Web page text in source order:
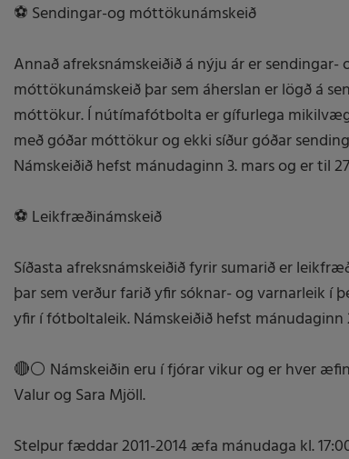
⚽ Sendingar-og móttökunámskeið
Annað afreksnámskeiðið á nýju ár er sendingar-
móttökunámskeið þar sem áherslan er lögð á
móttökur. Í nútímafótbolta er gífurlega
með góðar móttökur og ekki síður góðar
Námskeiðið hefst mánudaginn 3. mars og er til
⚽ Leikfræðinámskeið
Síðasta afreksnámskeiðið fyrir sumarið er
þar sem verður farið yfir sóknar- og varnarleik
yfir í fótboltaleik. Námskeiðið hefst mánudaginn
🔴⚪ Námskeiðin eru í fjórar vikur og er hver
Valur og Sara Mjöll.
Stelpur fæddar 2011-2014 æfa mánudaga kl.